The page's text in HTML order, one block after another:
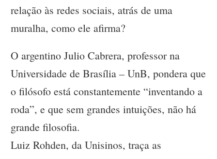
relação às redes sociais, atrás de uma
muralha, como ele afirma?
O argentino Julio Cabrera, professor na
Universidade de Brasília – UnB, pondera que
o filósofo está constantemente “inventando a
roda”, e que sem grandes intuições, não há
grande filosofia.
Luiz Rohden, da Unisinos, traça as